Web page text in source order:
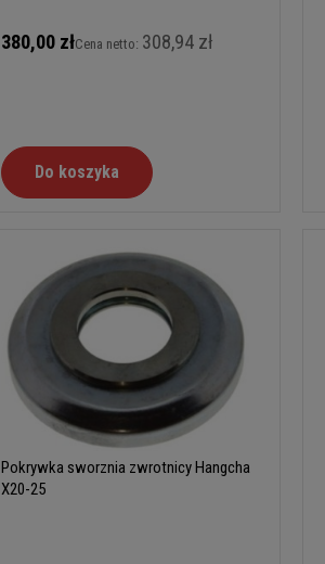
380,00 złCena netto: 308,94 zł
Do koszyka
Pokrywka sworznia zwrotnicy Hangcha
X20-25